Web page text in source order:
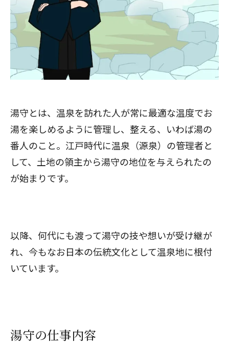
湯守とは、温泉を訪れた人が常に最適な温度でお
湯を楽しめるように管理し、整える、いわば湯の
番人のこと。江戸時代に温泉（源泉）の管理者と
して、土地の領主から湯守の地位を与えられたの
が始まりです。
以降、何代にも渡って湯守の技や想いが受け継が
れ、今もなお日本の伝統文化として温泉地に根付
いています。
湯守の仕事内容